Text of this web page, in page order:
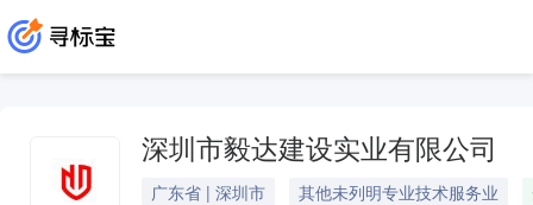
深圳市毅达建设实业有限公司
广东省 | 深圳市 其他未列明专业技术服务业